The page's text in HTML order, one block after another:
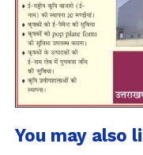
You may also